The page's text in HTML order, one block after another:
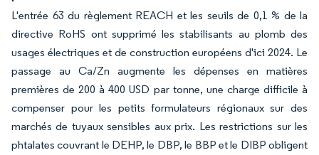
L'entrée 63 du règlement REACH et les seuils de 0,1 % de la
directive RoHS ont supprimé les stabilisants au plomb des
usages électriques et de construction européens d'ici 2024. Le
passage au Ca/Zn augmente les dépenses en matières
premières de 200 à 400 USD par tonne, une charge difficile à
compenser pour les petits formulateurs régionaux sur des
marchés de tuyaux sensibles aux prix. Les restrictions sur les
phtalates couvrant le DEHP, le DBP, le BBP et le DIBP obligent